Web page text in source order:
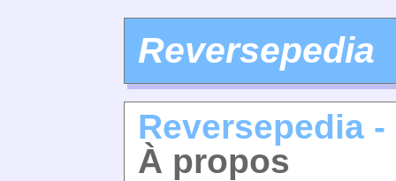
Reversepedia
Reversepedia -
À propos